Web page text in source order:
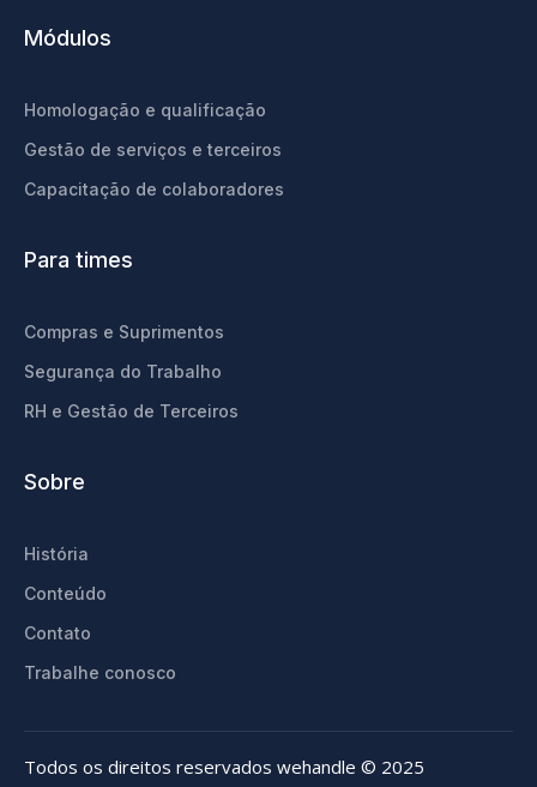
Módulos
Homologação e qualificação
Gestão de serviços e terceiros
Capacitação de colaboradores
Para times
Compras e Suprimentos
Segurança do Trabalho
RH e Gestão de Terceiros
Sobre
História
Conteúdo
Contato
Trabalhe conosco
Todos os direitos reservados wehandle © 2025